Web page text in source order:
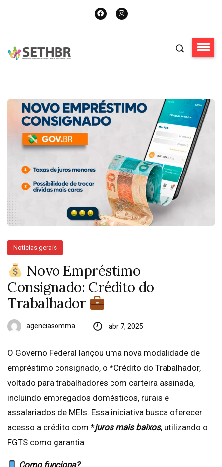
Notícias gerais
Novo Empréstimo
Consignado: Crédito do
Trabalhador
agenciasomma abr 7, 2025
O Governo Federal lançou uma nova modalidade de
empréstimo consignado, o *Crédito do Trabalhador,
voltado para trabalhadores com carteira assinada,
incluindo empregados domésticos, rurais e
assalariados de MEIs. Essa iniciativa busca oferecer
acesso a crédito com *juros mais baixos, utilizando o
FGTS como garantia.
Como funciona?